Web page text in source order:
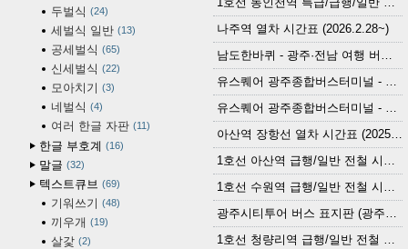
두벌식 24
세벌식 일반 13
공세벌식 65
신세벌식 22
모아치기 3
네벌식 4
여러 한글 자판 11
한글 부호계 16
말글 32
텍스트큐브 69
기워쓰기 48
끼우개 19
살갗 2
나주역 열차 시간표 (2026.2.28~)
아산역 장항선 열차 시간표 (2025.12.30 기준) (무궁화호, ITX-마음, 새마을호, 서해금빛열차)